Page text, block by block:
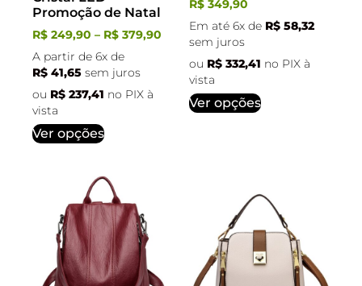
Promoção de Natal
R$ 249,90 – R$ 379,90
A partir de 6x de
R$ 41,65 sem juros
ou R$ 237,41 no PIX à
vista
Ver opções
R$ 349,90
Em até 6x de R$ 58,32
sem juros
ou R$ 332,41 no PIX à
vista
Ver opções